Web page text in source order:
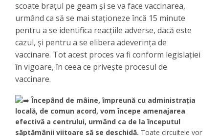
scoate brațul pe geam și se va face vaccinarea,
urmând ca să se mai staționeze încă 15 minute
pentru a se identifica reacțiile adverse, dacă este
cazul, și pentru a se elibera adeverința de
vaccinare. Tot acest proces va fi conform legislației
în vigoare, în ceea ce privește procesul de
vaccinare.
Începând de mâine, împreună cu administrația
locală, de comun acord, vom începe amenajarea
efectivă a centrului, urmând ca de la începutul
săptămânii viitoare să se deschidă. Toate circuitele vor